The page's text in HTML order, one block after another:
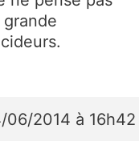
06/2014 à 16h42